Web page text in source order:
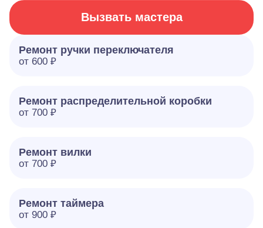
Вызвать мастера
Ремонт ручки переключателя
от 600 ₽
Ремонт распределительной коробки
от 700 ₽
Ремонт вилки
от 700 ₽
Ремонт таймера
от 900 ₽